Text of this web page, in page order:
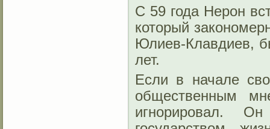
С 59 года Нерон
который
Юлиев‑Клавдиев,
лет.
Если в начале
общественным
игнорировал.